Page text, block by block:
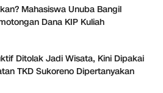
Mahasiswa Unuba Bangil
Dana KIP Kuliah
Ditolak Jadi Wisata, Kini Dipakai
TKD Sukoreno Dipertanyakan